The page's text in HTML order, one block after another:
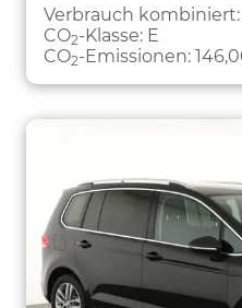
Verbrauch kombiniert:
CO2-Klasse: E
CO2-Emissionen: